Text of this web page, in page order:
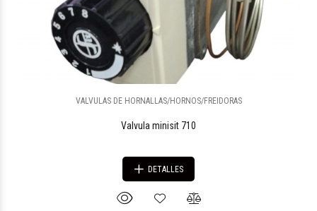
VALVULAS DE HORNALLAS/HORNOS/FREIDORAS
Valvula minisit 710
DETALLES